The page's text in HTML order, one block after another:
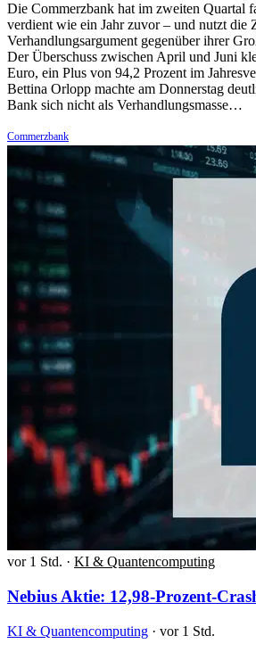
Die Commerzbank hat im zweiten Quartal
verdient wie ein Jahr zuvor – und nutzt die
Verhandlungsargument gegenüber ihrer
Der Überschuss zwischen April und Juni
Euro, ein Plus von 94,2 Prozent im
Bettina Orlopp machte am Donnerstag
Bank sich nicht als Verhandlungsmasse…
Commerzbank
vor 1 Std. · KI & Quantencomputing
Nebius Aktie: 12,98-Prozent-
KI & Quantencomputing · vor 1 Std.